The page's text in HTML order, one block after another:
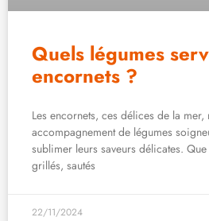
Quels légumes
encornets ?
Les encornets, ces délices de la mer,
accompagnement de légumes
sublimer leurs saveurs délicates.
grillés, sautés
22/11/2024